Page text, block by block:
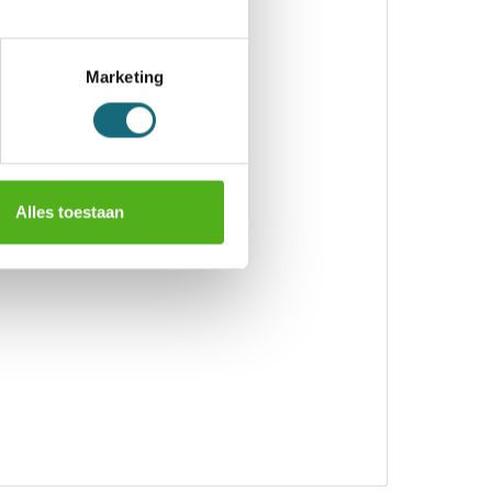
Marketing
Alles toestaan